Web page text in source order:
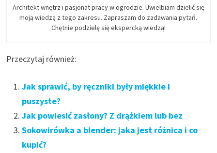
Architekt wnętrz i pasjonat pracy w ogrodzie. Uwielbiam dzielić się
moją wiedzą z tego zakresu. Zapraszam do zadawania pytań.
Chętnie podzielę się ekspercką wiedzą!
Przeczytaj również:
Jak sprawić, by ręczniki były miękkie i
puszyste?
Jak powiesić zasłony? Z drążkiem lub bez
Sokowirówka a blender: jaka jest różnica i co
kupić?